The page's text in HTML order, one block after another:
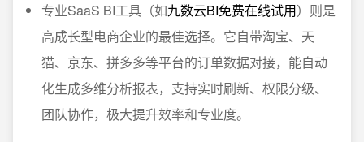
专业SaaS BI工具（如九数云BI免费在线试用）则是
高成长型电商企业的最佳选择。它自带淘宝、天
猫、京东、拼多多等平台的订单数据对接，能自动
化生成多维分析报表，支持实时刷新、权限分级、
团队协作，极大提升效率和专业度。